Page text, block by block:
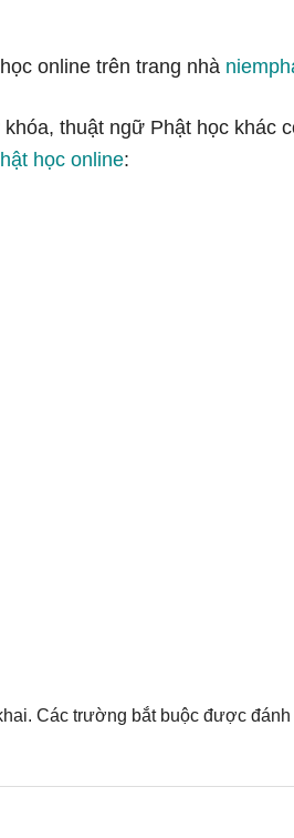
online trên trang nhà
thuật ngữ Phật học khác
học online:
Các trường bắt buộc được đánh